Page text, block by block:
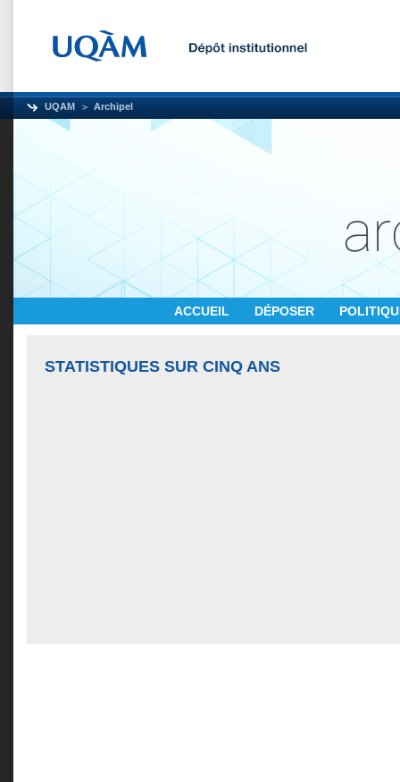
UQAM Archipel
ACCUEIL DÉPOSER
STATISTIQUES SUR CINQ ANS